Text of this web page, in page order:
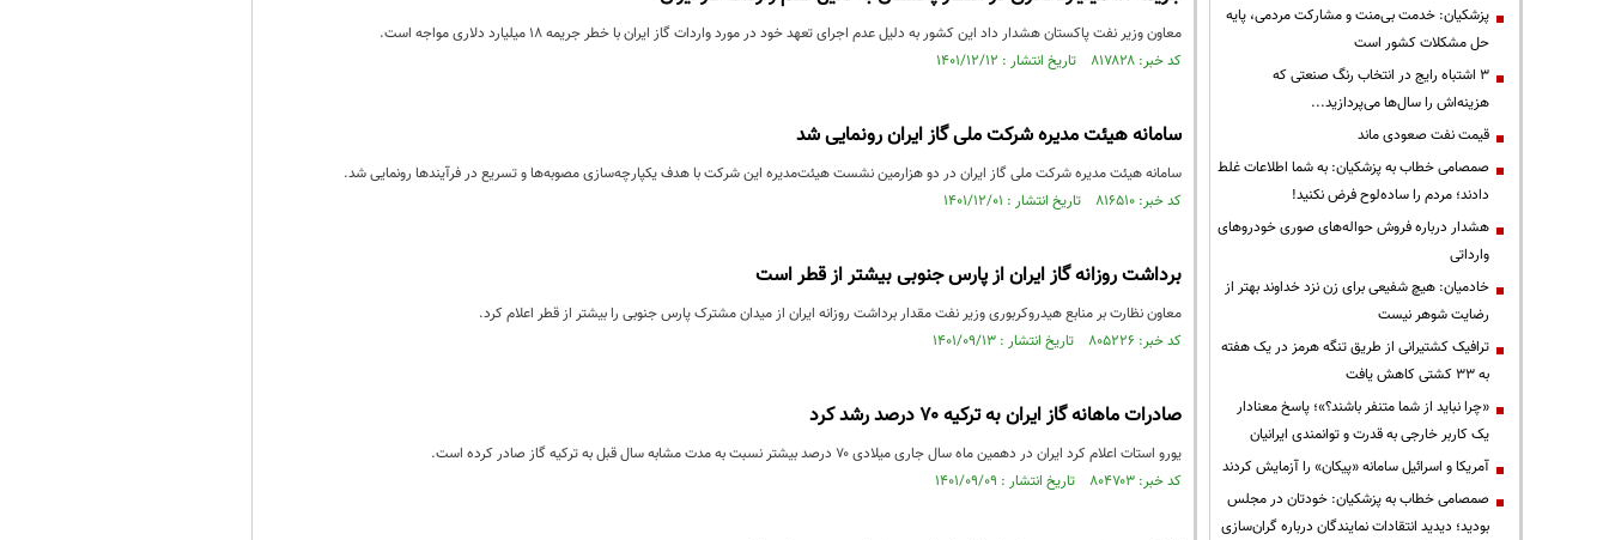
معاون وزیر نفت پاکستان هشدار داد این کشور به دلیل عدم اجرای تعهد خود در مورد واردات گاز ایران با خطر جریمه ۱۸ میلیارد دلاری مواجه است.
کد خبر: ۸۱۷۸۲۸ تاریخ انتشار : ۱۴۰۱/۱۲/۱۲
سامانه هیئت‌ مدیره شرکت ملی گاز ایران رونمایی شد
سامانه هیئت مدیره شرکت ملی گاز ایران در دو هزارمین نشست هیئت‌مدیره این شرکت با هدف یکپارچه‌سازی مصوبه‌ها و تسریع در فرآیندها رونمایی شد.
کد خبر: ۸۱۶۵۱۰ تاریخ انتشار : ۱۴۰۱/۱۲/۰۱
برداشت روزانه گاز ایران از پارس جنوبی بیشتر از قطر است
معاون نظارت بر منابع هیدروکربوری وزیر نفت مقدار برداشت روزانه ایران از میدان مشترک پارس جنوبی را بیشتر از قطر اعلام کرد.
کد خبر: ۸۰۵۲۲۶ تاریخ انتشار : ۱۴۰۱/۰۹/۱۳
صادرات ماهانه گاز ایران به ترکیه ۷۰ درصد رشد کرد
یورو استات اعلام کرد ایران در دهمین ماه سال جاری میلادی ۷۰ درصد بیشتر نسبت به مدت مشابه سال قبل به ترکیه گاز صادر کرده است.
کد خبر: ۸۰۴۷۰۳ تاریخ انتشار : ۱۴۰۱/۰۹/۰۹
پزشکیان: خدمت بی‌منت و مشارکت مردمی، پایه
حل مشکلات کشور است
3 اشتباه رایج در انتخاب رنگ صنعتی که
هزینه‌اش را سال‌ها می‌پردازید...
قیمت نفت صعودی ماند
صمصامی خطاب به پزشکیان: به شما اطلاعات غلط
دادند؛ مردم را ساده‌لوح فرض نکنید!
هشدار درباره فروش حواله‌های صوری خودروهای
وارداتی
خادمیان: هیچ شفیعی برای زن نزد خداوند بهتر از
رضایت شوهر نیست
ترافیک کشتیرانی از طریق تنگه هرمز در یک هفته
به ۳۳ کشتی کاهش یافت
«چرا نباید از شما متنفر باشند؟»؛ پاسخ معنادار
یک کاربر خارجی به قدرت و توانمندی ایرانیان
آمریکا و اسرائیل سامانه «پیکان» را آزمایش کردند
صمصامی خطاب به پزشکیان: خودتان در مجلس
بودید؛ دیدید انتقادات نمایندگان درباره گران‌سازی